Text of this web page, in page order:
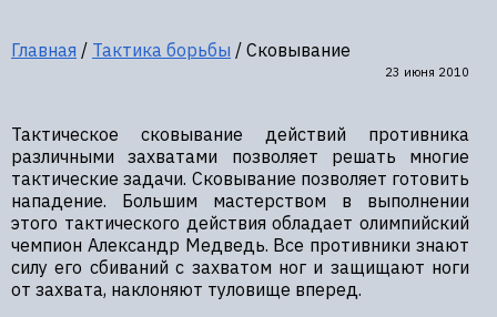
Главная / Тактика борьбы / Сковывание
23 июня 2010
Тактическое сковывание действий противника
различными захватами позволяет решать многие
тактические задачи. Сковывание позволяет готовить
нападение. Большим мастерством в выполнении
этого тактического действия обладает олимпийский
чемпион Александр Медведь. Все противники знают
силу его сбиваний с захватом ног и защищают ноги
от захвата, наклоняют туловище вперед.